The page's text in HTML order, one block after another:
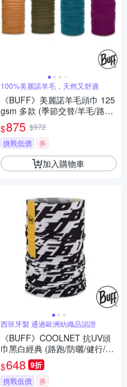
100%美麗諾羊毛，天然又舒適
《BUFF》美麗諾羊毛頭巾 125
gsm 多款 (季節交替/羊毛/路跑/
健行/單車/爬山)
$875 $972
挑戰低價
券
加入購物車
西班牙製 通過歐洲紡織品認證
《BUFF》COOLNET 抗UV頭
巾黑白經典 (路跑/防曬/健行/單
車/爬山)
$648 9折
挑戰低價 券